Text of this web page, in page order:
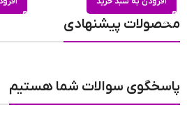
محصولات پیشنهادی
پاسخگوی سوالات شما هستیم